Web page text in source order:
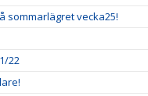
sommarlägret vecka25!
22